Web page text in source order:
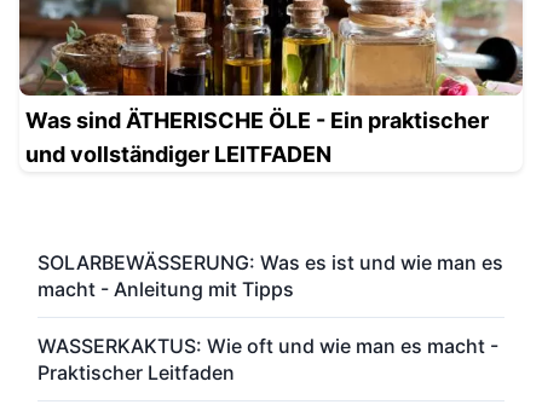
Was sind ÄTHERISCHE ÖLE - Ein praktischer
und vollständiger LEITFADEN
SOLARBEWÄSSERUNG: Was es ist und wie man es
macht - Anleitung mit Tipps
WASSERKAKTUS: Wie oft und wie man es macht -
Praktischer Leitfaden